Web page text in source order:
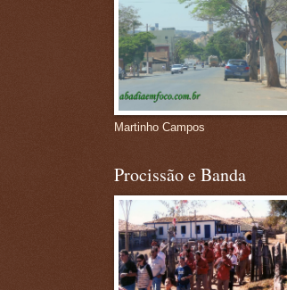
Martinho Campos
Procissão e Banda